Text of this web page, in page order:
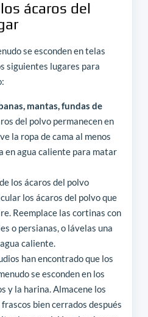
ácaros del
se esconden en telas
siguientes lugares para
mantas, fundas de
del polvo permanecen en
la ropa de cama al menos
en agua caliente para matar
los ácaros del polvo
los ácaros del polvo que
Reemplace las cortinas con
o persianas, o lávelas una
caliente.
han encontrado que los
se esconden en los
y la harina. Almacene los
bien cerrados después